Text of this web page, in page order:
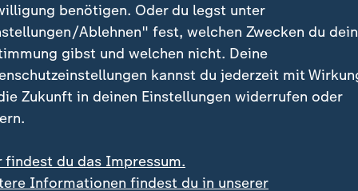
sind die Handelsbeziehungen mit
an das Zugnetz der "Neuen Seidenstraße"
Ministerpräsident Stephan Weil, der
Güterverkehrs entlang der "Neuen Seidenstraße"
jetzt nochmals steigen.
benötigen. Oder du legst unter
Ablehnen" fest, welchen Zwecken du
gibst und welchen nicht. Deine
kannst du jederzeit mit
Zukunft in deinen Einstellungen widerrufen oder
findest du das Impressum.
Informationen findest du in unserer